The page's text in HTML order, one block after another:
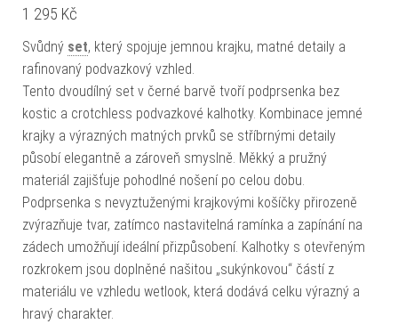
1 295 Kč
Svůdný set, který spojuje jemnou krajku, matné detaily a
rafinovaný podvazkový vzhled.
Tento dvoudílný set v černé barvě tvoří podprsenka bez
kostic a crotchless podvazkové kalhotky. Kombinace jemné
krajky a výrazných matných prvků se stříbrnými detaily
působí elegantně a zároveň smyslně. Měkký a pružný
materiál zajišťuje pohodlné nošení po celou dobu.
Podprsenka s nevyztuženými krajkovými košíčky přirozeně
zvýrazňuje tvar, zatímco nastavitelná ramínka a zapínání na
zádech umožňují ideální přizpůsobení. Kalhotky s otevřeným
rozkrokem jsou doplněné našitou „sukýnkovou“ částí z
materiálu ve vzhledu wetlook, která dodává celku výrazný a
hravý charakter.